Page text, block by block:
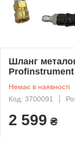
Шланг
Profinstrument
Немає в наявності
Код: 3700091
2 599 ₴